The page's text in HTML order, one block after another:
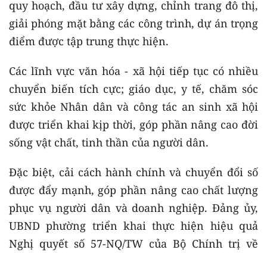
quy hoạch, đầu tư xây dựng, chỉnh trang đô thị,
giải phóng mặt bằng các công trình, dự án trọng
điểm được tập trung thực hiện.
Các lĩnh vực văn hóa - xã hội tiếp tục có nhiều
chuyển biến tích cực; giáo dục, y tế, chăm sóc
sức khỏe Nhân dân và công tác an sinh xã hội
được triển khai kịp thời, góp phần nâng cao đời
sống vật chất, tinh thần của người dân.
Đặc biệt, cải cách hành chính và chuyển đổi số
được đẩy mạnh, góp phần nâng cao chất lượng
phục vụ người dân và doanh nghiệp. Đảng ủy,
UBND phường triển khai thực hiện hiệu quả
Nghị quyết số 57-NQ/TW của Bộ Chính trị về